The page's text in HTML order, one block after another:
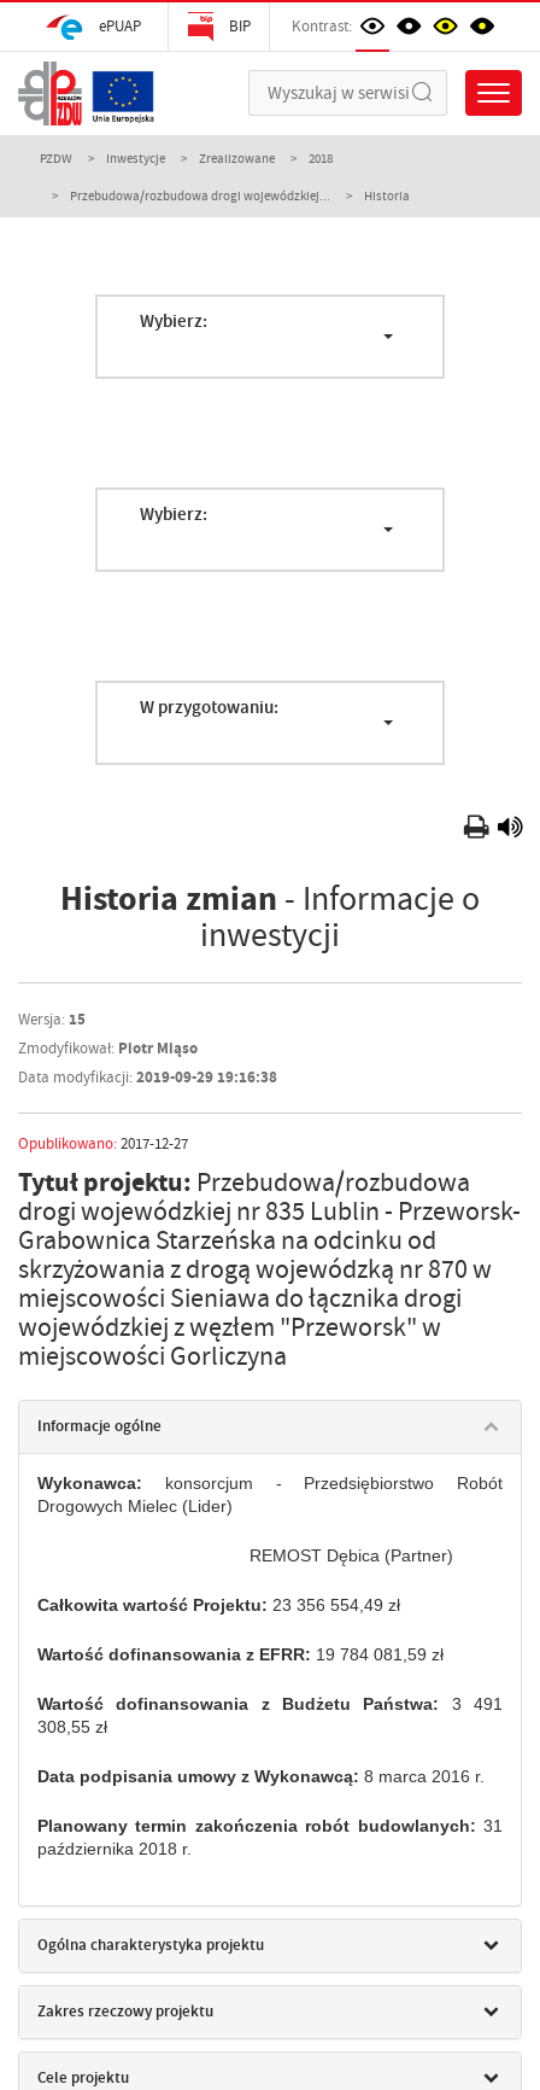
ePUAP BIP Kontrast:
PZDW Inwestycje Zrealizowane 2018
Przebudowa/rozbudowa drogi wojewódzkiej... Historia
Wybierz:
Wybierz:
W przygotowaniu:
Historia zmian - Informacje o
inwestycji
Wersja: 15
Zmodyfikował: Piotr Miąso
Data modyfikacji:2019-09-29 19:16:38
Opublikowano:2017-12-27
Tytuł projektu: Przebudowa/rozbudowa
drogi wojewódzkiej nr 835 Lublin - Przeworsk-
Grabownica Starzeńska na odcinku od
skrzyżowania z drogą wojewódzką nr 870 w
miejscowości Sieniawa do łącznika drogi
wojewódzkiej z węzłem "Przeworsk" w
miejscowości Gorliczyna
Informacje ogólne
Wykonawca: konsorcjum -
Przedsiębiorstwo Robót
Drogowych Mielec (Lider)
REMOST Dębica (Partner)
Całkowita wartość Projektu: 23 356 554,49 zł
Wartość dofinansowania z EFRR: 19 784 081,59 zł
Wartość dofinansowania z Budżetu Państwa: 3 491
308,55 zł
Data podpisania umowy z Wykonawcą: 8 marca 2016 r.
Planowany termin zakończenia robót budowlanych: 31
października 2018 r.
Ogólna charakterystyka projektu
Zakres rzeczowy projektu
Cele projektu